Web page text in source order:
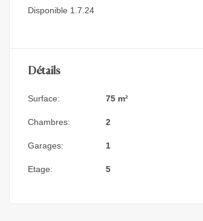
Disponible 1.7.24
Détails
Surface: 75 m²
Chambres: 2
Garages: 1
Etage: 5